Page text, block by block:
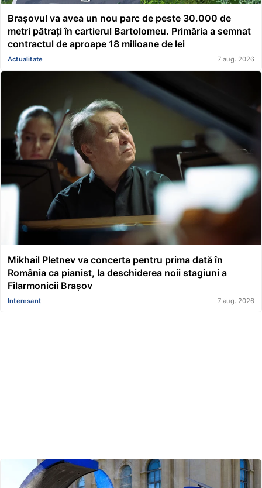
Brașovul va avea un nou parc de peste 30.000 de
metri pătrați în cartierul Bartolomeu. Primăria a semnat
contractul de aproape 18 milioane de lei
Actualitate 7 aug. 2026
Mikhail Pletnev va concerta pentru prima dată în
România ca pianist, la deschiderea noii stagiuni a
Filarmonicii Brașov
Interesant 7 aug. 2026